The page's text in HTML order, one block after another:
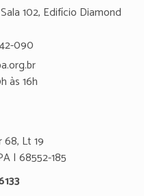
102, Edifício Diamond
090
às 16h
68, Lt 19
| 68552-185